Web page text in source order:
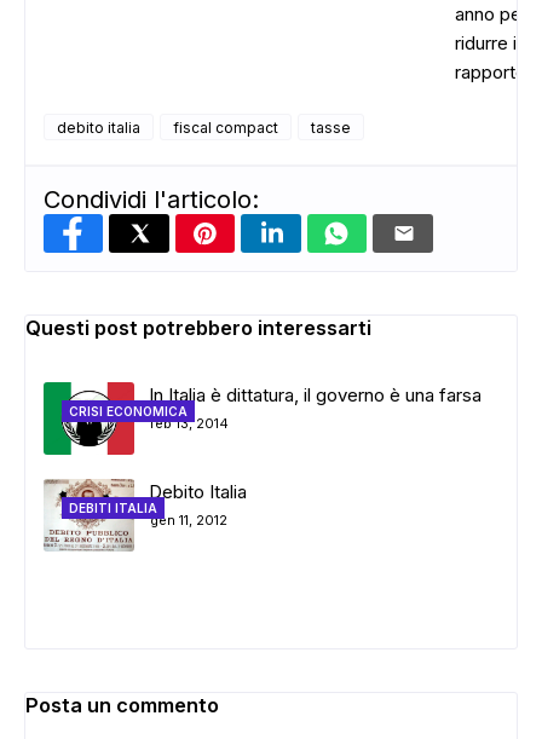
anno per
ridurre il
rapporto.
debito italia fiscal compact tasse
Condividi l'articolo:
Questi post potrebbero interessarti
CRISI ECONOMICA
In Italia è dittatura, il governo è una farsa
feb 13, 2014
DEBITI ITALIA
Debito Italia
gen 11, 2012
Posta un commento